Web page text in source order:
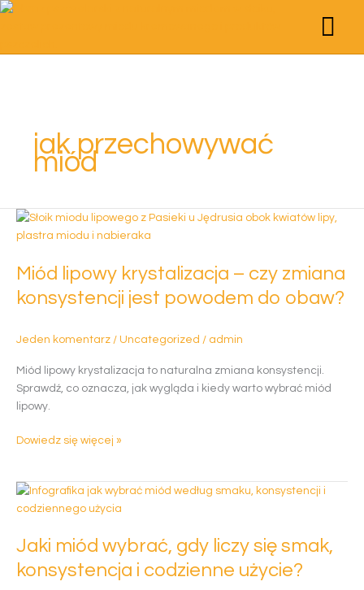
Przejdź
jak przechowywać
miód
Miód lipowy krystalizacja – czy zmiana
konsystencji jest powodem do obaw?
Jeden komentarz / Uncategorized / admin
Miód lipowy krystalizacja to naturalna zmiana konsystencji.
Sprawdź, co oznacza, jak wygląda i kiedy warto wybrać miód
lipowy.
Miód
lipowy
–
czy
zmiana
jest
obaw?
Dowiedz się więcej »
Jaki miód wybrać, gdy liczy się smak,
konsystencja i codzienne użycie?
Jaki
miód
gdy
liczy
się